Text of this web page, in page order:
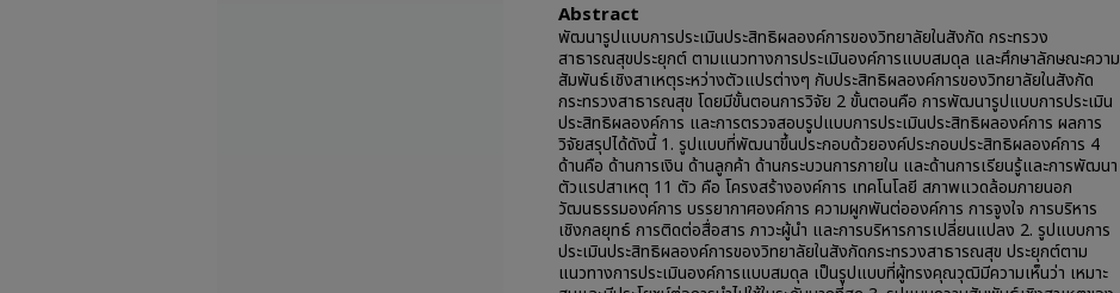
Abstract
พัฒนารูปแบบการประเมินประสิทธิผลองค์การของวิทยาลัยในสังกัด กระทรวง
สาธารณสุขประยุกต์ ตามแนวทางการประเมินองค์การแบบสมดุล และศึกษาลักษณะความ
สัมพันธ์เชิงสาเหตุระหว่างตัวแปรต่างๆ กับประสิทธิผลองค์การของวิทยาลัยในสังกัด
กระทรวงสาธารณสุข โดยมีขั้นตอนการวิจัย 2 ขั้นตอนคือ การพัฒนารูปแบบการประเมิน
ประสิทธิผลองค์การ และการตรวจสอบรูปแบบการประเมินประสิทธิผลองค์การ ผลการ
วิจัยสรุปได้ดังนี้ 1. รูปแบบที่พัฒนาขึ้นประกอบด้วยองค์ประกอบประสิทธิผลองค์การ 4
ด้านคือ ด้านการเงิน ด้านลูกค้า ด้านกระบวนการภายใน และด้านการเรียนรู้และการพัฒนา
ตัวแรปสาเหตุ 11 ตัว คือ โครงสร้างองค์การ เทคโนโลยี สภาพแวดล้อมภายนอก
วัฒนธรรมองค์การ บรรยากาศองค์การ ความผูกพันต่อองค์การ การจูงใจ การบริหาร
เชิงกลยุทธ์ การติดต่อสื่อสาร ภาวะผู้นำ และการบริหารการเปลี่ยนแปลง 2. รูปแบบการ
ประเมินประสิทธิผลองค์การของวิทยาลัยในสังกัดกระทรวงสาธารณสุข ประยุกต์ตาม
แนวทางการประเมินองค์การแบบสมดุล เป็นรูปแบบที่ผู้ทรงคุณวุฒิมีความเห็นว่า เหมาะ